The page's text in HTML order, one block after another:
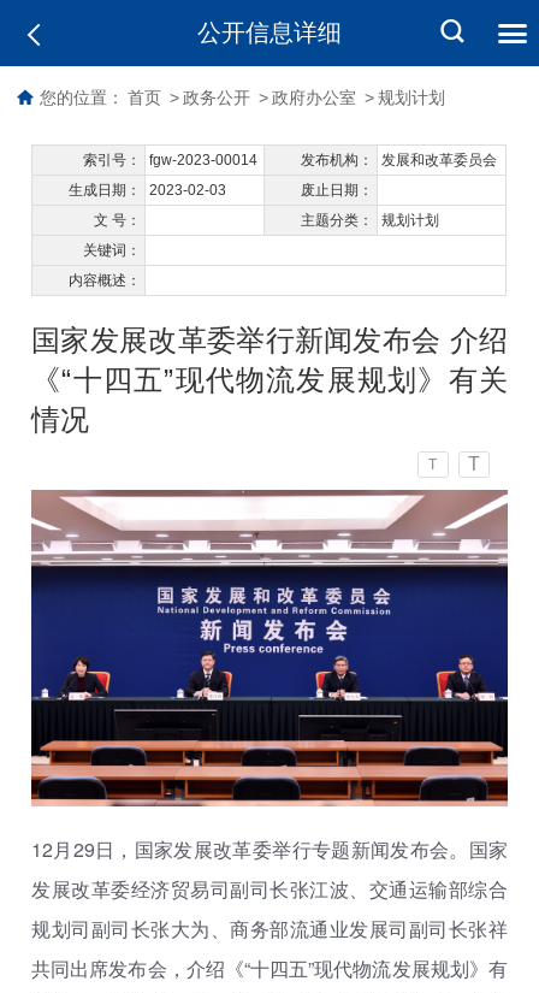
公开信息详细
您的位置： 首页 > 政务公开 > 政府办公室 > 规划计划
索引号： fgw-2023-00014 发布机构：
发展和改革委员会
生成日期：
2023-02-03
废止日期：
文 号：
主题分类：
规划计划
关键词：
内容概述：
国家发展改革委举行新闻发布会 介绍
《“十四五”现代物流发展规划》有关
情况
T T
12月29日，国家发展改革委举行专题新闻发布会。国家
发展改革委经济贸易司副司长张江波、交通运输部综合
规划司副司长张大为、商务部流通业发展司副司长张祥
共同出席发布会，介绍《“十四五”现代物流发展规划》有